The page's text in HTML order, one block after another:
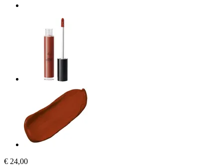
€ 24,00